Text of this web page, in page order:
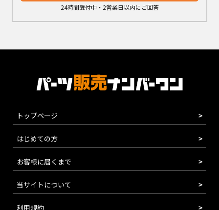
24時間受付中・2営業日以内にご回答
トップページ
はじめての方
お客様に届くまで
当サイトについて
利用規約